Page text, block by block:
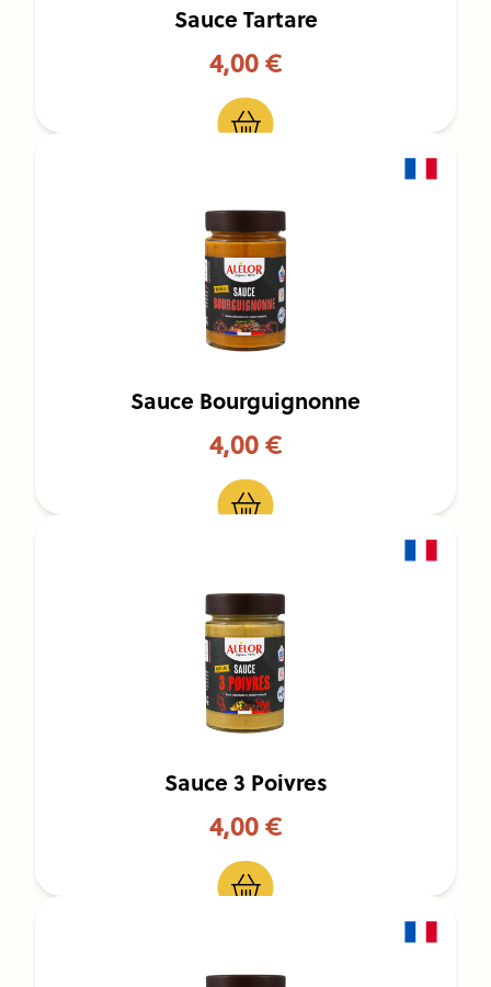
Sauce Tartare
4,00 €
Sauce Bourguignonne
4,00 €
Sauce 3 Poivres
4,00 €